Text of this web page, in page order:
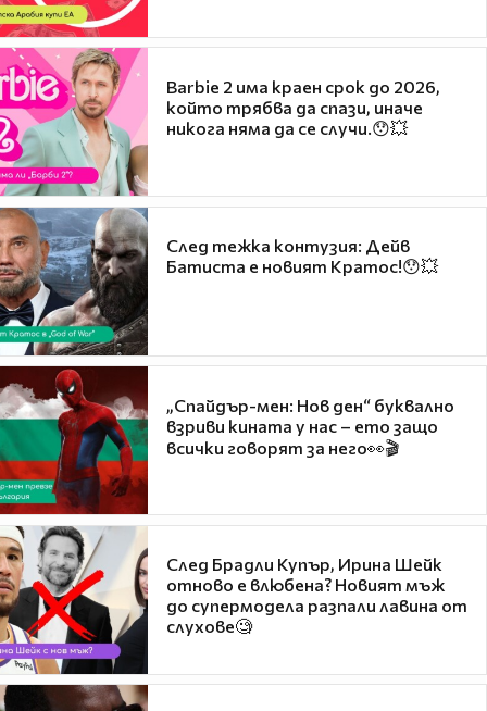
Barbie 2 има краен срок до 2026,
който трябва да спази, иначе
никога няма да се случи.😯💥
След тежка контузия: Дейв
Батиста е новият Кратос!😯💥
„Спайдър-мен: Нов ден“ буквално
взриви кината у нас – ето защо
всички говорят за него👀🎬
След Брадли Купър, Ирина Шейк
отново е влюбена? Новият мъж
до супермодела разпали лавина от
слухове🧐